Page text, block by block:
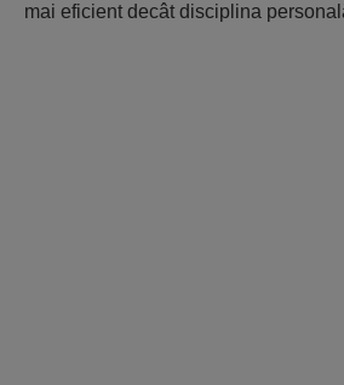
mai eficient decât disciplina